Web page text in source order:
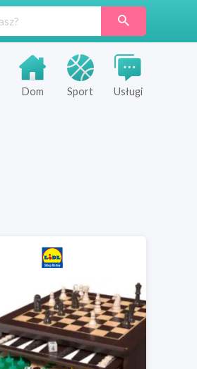
Dom Sport Usługi